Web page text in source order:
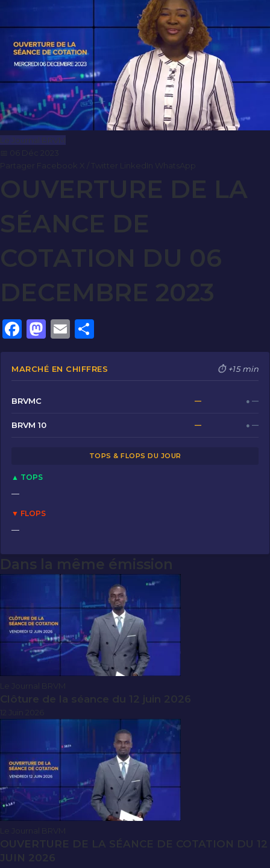
Le Journal BRVM
OUVERTURE DE LA
SÉANCE DE
COTATION DU 06
DECEMBRE 2023
F
a
c
b
o
o
M
a
st
o
n
E
m
ai
ar
ta
MARCHÉ EN CHIFFRES ⏱ +15 min
BRVMC — ● —
BRVM 10 — ● —
TOPS & FLOPS DU JOUR
▲ TOPS
—
▼ FLOPS
—
Dans la même émission
Le Journal BRVM
Clôture de la séance du 12 juin 2026
Le Journal BRVM
OUVERTURE DE LA SÉANCE DE COTATION DU 12
JUIN 2026